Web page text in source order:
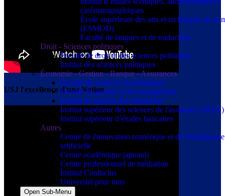
cinématographiques
École supérieure des arts et techniques de la
(ESMOD)
Faculté de langues et de traduction
Droit - Sciences politiques
Faculté de droit et des sciences politiques
Institut des sciences politiques
Économie - Gestion - Banque - Assurances
Faculté de sciences économiques
Faculté de gestion et de management
Institut de gestion des entreprises
Institut supérieur des sciences de l'assurance (ISSA)
Institut supérieur d’études bancaires
Autres
Centre de l'innovation numérique et de l'intelligence
artificielle
Centre académique japonais
Centre professionnel de médiation
Institut Confucius
Université pour tous
Open Sub-Menu
USJ l'excellence d'une Nation